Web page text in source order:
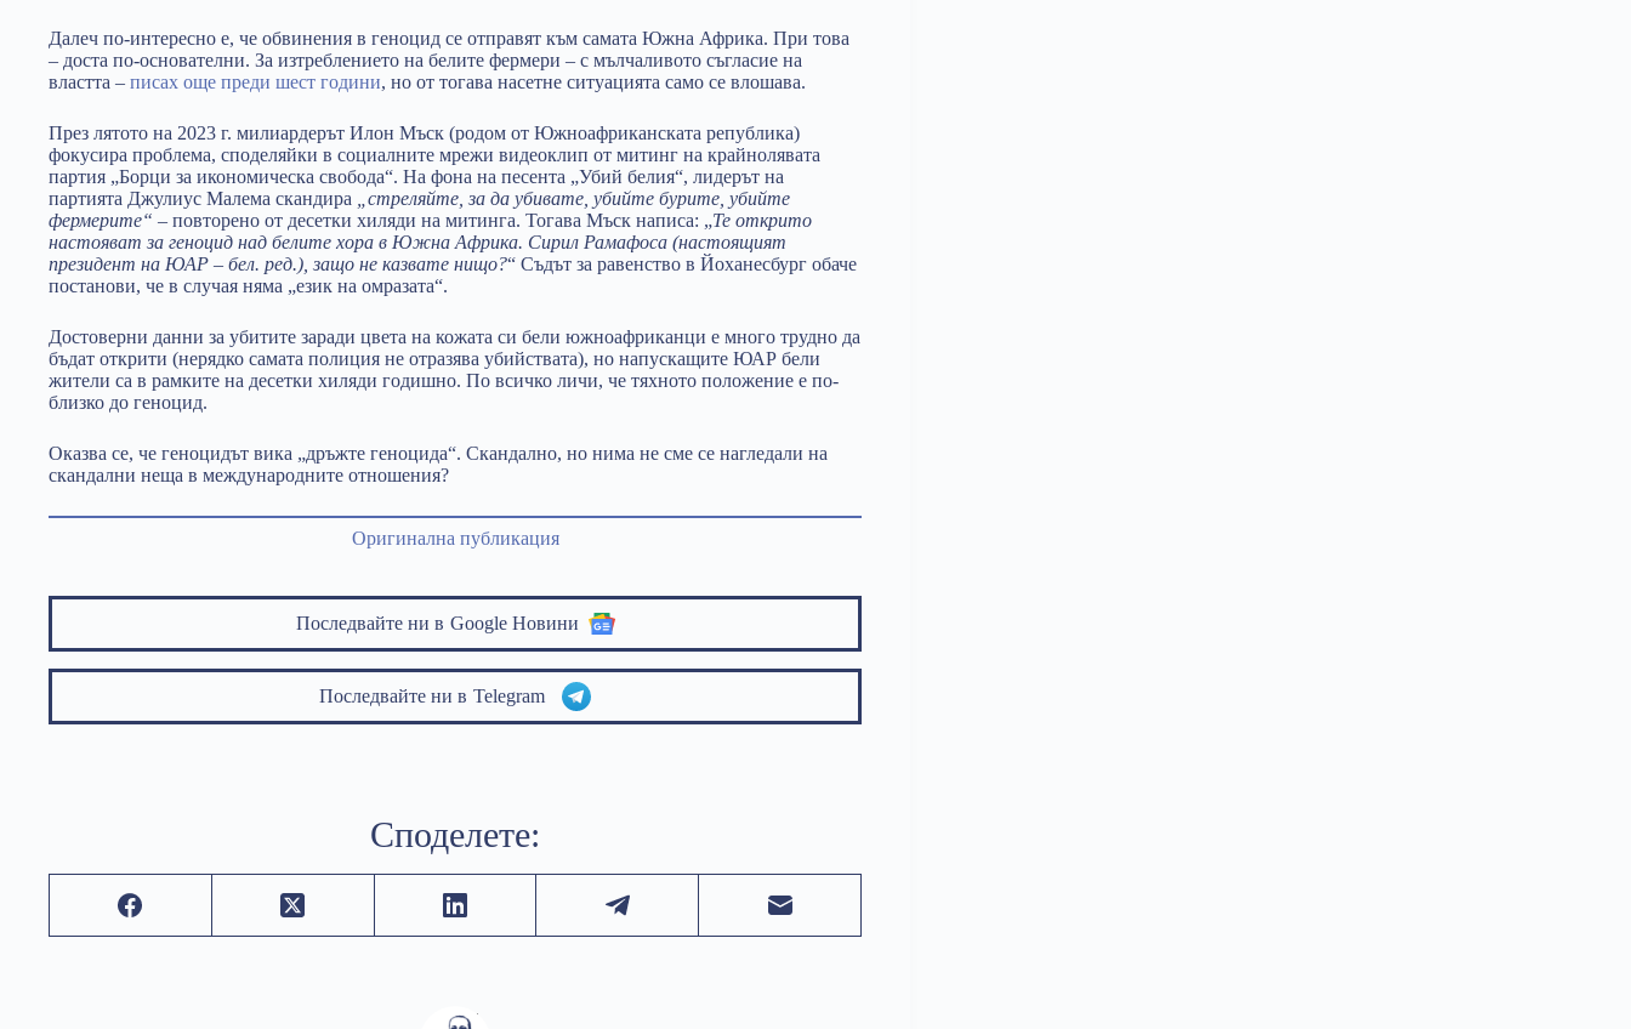
Далеч по-интересно е, че обвинения в геноцид се отправят към самата Южна Африка. При това
– доста по-основателни. За изтреблението на белите фермери – с мълчаливото съгласие на
властта – писах още преди шест години, но от тогава насетне ситуацията само се влошава.
През лятото на 2023 г. милиардерът Илон Мъск (родом от Южноафриканската република)
фокусира проблема, споделяйки в социалните мрежи видеоклип от митинг на крайнолявата
партия „Борци за икономическа свобода“. На фона на песента „Убий белия“, лидерът на
партията Джулиус Малема скандира
„стреляйте, за да убивате, убийте бурите, убийте
фермерите“ – повторено от десетки хиляди на митинга. Тогава Мъск написа: „Те открито
настояват за геноцид над белите хора в Южна Африка. Сирил Рамафоса (настоящият
президент на ЮАР – бел. ред.), защо не казвате нищо?“ Съдът за равенство в Йоханесбург обаче
постанови, че в случая няма „език на омразата“.
Достоверни данни за убитите заради цвета на кожата си бели южноафриканци е много трудно да
бъдат открити (нерядко самата полиция не отразява убийствата), но напускащите ЮАР бели
жители са в рамките на десетки хиляди годишно. По всичко личи, че тяхното положение е по-
близко до геноцид.
Оказва се, че геноцидът вика „дръжте геноцида“. Скандално, но нима не сме се нагледали на
скандални неща в международните отношения?
Оригинална публикация
Последвайте ни в Google Новини
Последвайте ни в Telegram
Споделете: